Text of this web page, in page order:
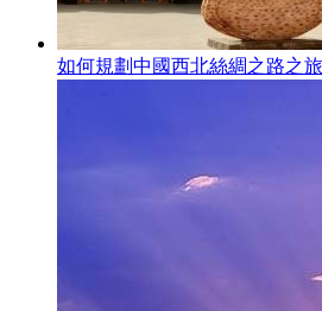
如何規劃中國西北絲綢之路之旅